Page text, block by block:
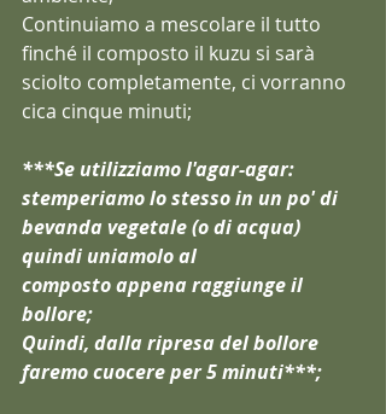
Continuiamo a mescolare il tutto
finché il composto il kuzu si sarà
sciolto completamente, ci vorranno
cica cinque minuti;
***Se utilizziamo l'agar-agar:
stemperiamo lo stesso in un po' di
bevanda vegetale (o di acqua)
quindi uniamolo al
composto appena raggiunge il
bollore;
Quindi, dalla ripresa del bollore
faremo cuocere per 5 minuti***;